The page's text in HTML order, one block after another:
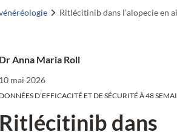
Ritlécitinib dans l’alopecie en
Dr Anna Maria Roll
10 mai 2026
DONNÉES D’EFFICACITÉ ET DE SÉCURITÉ À 48
Ritlécitinib dans